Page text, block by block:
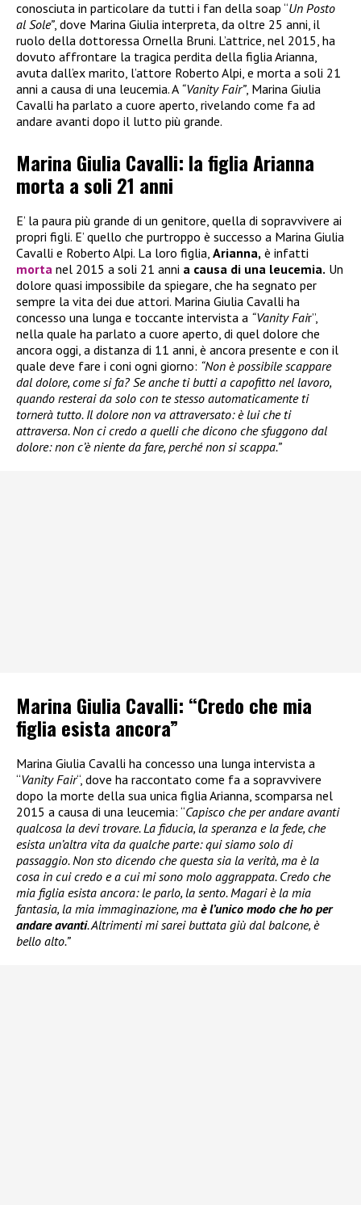
conosciuta in particolare da tutti i fan della soap “Un Posto
al Sole”, dove Marina Giulia interpreta, da oltre 25 anni, il
ruolo della dottoressa Ornella Bruni. L’attrice, nel 2015, ha
dovuto affrontare la tragica perdita della figlia Arianna,
avuta dall’ex marito, l’attore Roberto Alpi, e morta a soli 21
anni a causa di una leucemia. A “Vanity Fair”, Marina Giulia
Cavalli ha parlato a cuore aperto, rivelando come fa ad
andare avanti dopo il lutto più grande.
Marina Giulia Cavalli: la figlia Arianna
morta a soli 21 anni
E’ la paura più grande di un genitore, quella di sopravvivere ai
propri figli. E’ quello che purtroppo è successo a Marina Giulia
Cavalli e Roberto Alpi. La loro figlia, Arianna, è infatti
morta nel 2015 a soli 21 anni a causa di una leucemia. Un
dolore quasi impossibile da spiegare, che ha segnato per
sempre la vita dei due attori. Marina Giulia Cavalli ha
concesso una lunga e toccante intervista a “Vanity Fair”,
nella quale ha parlato a cuore aperto, di quel dolore che
ancora oggi, a distanza di 11 anni, è ancora presente e con il
quale deve fare i coni ogni giorno: “Non è possibile scappare
dal dolore, come si fa? Se anche ti butti a capofitto nel lavoro,
quando resterai da solo con te stesso automaticamente ti
tornerà tutto. Il dolore non va attraversato: è lui che ti
attraversa. Non ci credo a quelli che dicono che sfuggono dal
dolore: non c’è niente da fare, perché non si scappa.”
Marina Giulia Cavalli: “Credo che mia
figlia esista ancora”
Marina Giulia Cavalli ha concesso una lunga intervista a
“Vanity Fair“, dove ha raccontato come fa a sopravvivere
dopo la morte della sua unica figlia Arianna, scomparsa nel
2015 a causa di una leucemia: “Capisco che per andare avanti
qualcosa la devi trovare. La fiducia, la speranza e la fede, che
esista un’altra vita da qualche parte: qui siamo solo di
passaggio. Non sto dicendo che questa sia la verità, ma è la
cosa in cui credo e a cui mi sono molo aggrappata. Credo che
mia figlia esista ancora: le parlo, la sento. Magari è la mia
fantasia, la mia immaginazione, ma è l’unico modo che ho per
andare avanti. Altrimenti mi sarei buttata giù dal balcone, è
bello alto.”